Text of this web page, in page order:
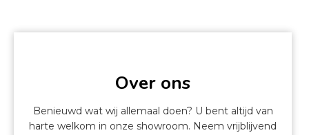
Over ons
Benieuwd wat wij allemaal doen? U bent altijd van
harte welkom in onze showroom. Neem vrijblijvend